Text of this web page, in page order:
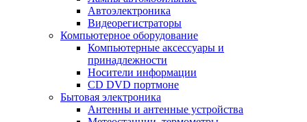
Автоэлектроника
Видеорегистраторы
Компьютерное оборудование
Компьютерные аксессуары и
принадлежности
Носители информации
CD DVD портмоне
Бытовая электроника
Антенны и антенные устройства